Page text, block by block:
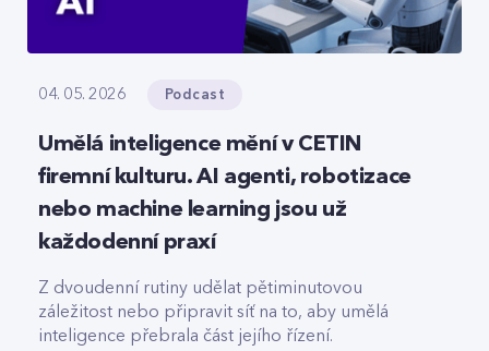
04. 05. 2026 Podcast
Umělá inteligence mění v CETIN
firemní kulturu. AI agenti, robotizace
nebo machine learning jsou už
každodenní praxí
Z dvoudenní rutiny udělat pětiminutovou
záležitost nebo připravit síť na to, aby umělá
inteligence přebrala část jejího řízení.